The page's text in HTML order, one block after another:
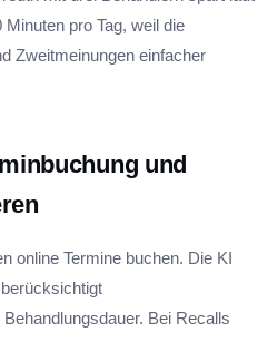
pro Tag, weil die
Zweitmeinungen einfacher
und
online Termine buchen. Die KI
Bei Recalls